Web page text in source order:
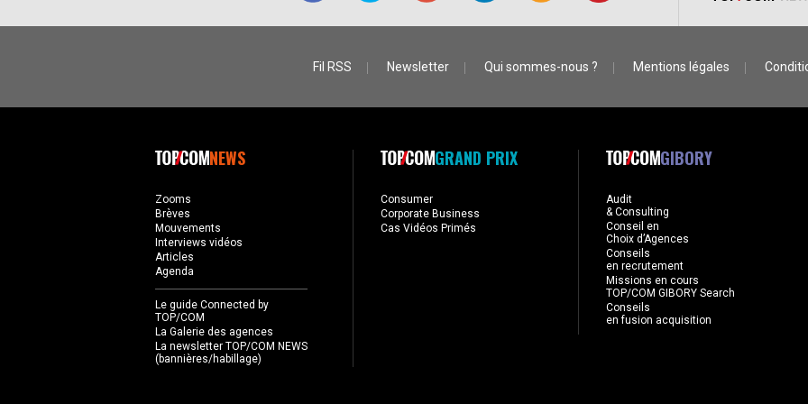
Fil RSS Newsletter Qui sommes-nous ? Mentions légales
NEWS
Zooms
Brèves
Mouvements
Interviews vidéos
Articles
Agenda
Le guide Connected by
TOP/COM
La Galerie des agences
La newsletter TOP/COM NEWS
(bannières/habillage)
GRAND PRIX
Consumer
Corporate Business
Cas Vidéos Primés
GIBORY
Audit
& Consulting
Conseil en
Choix d’Agences
Conseils
en recrutement
Missions en cours
TOP/COM GIBORY Search
Conseils
en fusion acquisition